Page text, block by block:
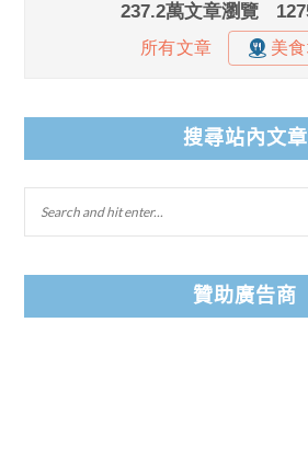
搜尋站內文章
贊助廣告商